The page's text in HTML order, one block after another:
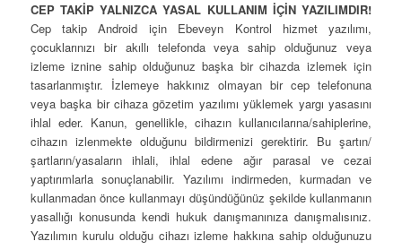
CEP TAKİP YALNIZCA YASAL KULLANIM İÇİN YAZILIMDIR!
Cep takip Android için Ebeveyn Kontrol hizmet yazılımı,
çocuklarınızı bir akıllı telefonda veya sahip olduğunuz veya
izleme iznine sahip olduğunuz başka bir cihazda izlemek için
tasarlanmıştır. İzlemeye hakkınız olmayan bir cep telefonuna
veya başka bir cihaza gözetim yazılımı yüklemek yargı yasasını
ihlal eder. Kanun, genellikle, cihazın kullanıcılarına/sahiplerine,
cihazın izlenmekte olduğunu bildirmenizi gerektirir. Bu şartın/
şartların/yasaların ihlali, ihlal edene ağır parasal ve cezai
yaptırımlarla sonuçlanabilir. Yazılımı indirmeden, kurmadan ve
kullanmadan önce kullanmayı düşündüğünüz şekilde kullanmanın
yasallığı konusunda kendi hukuk danışmanınıza danışmalısınız.
Yazılımın kurulu olduğu cihazı izleme hakkına sahip olduğunuzu